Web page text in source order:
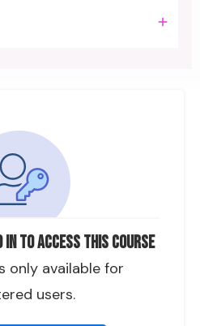
in to access this course
only available for
users.